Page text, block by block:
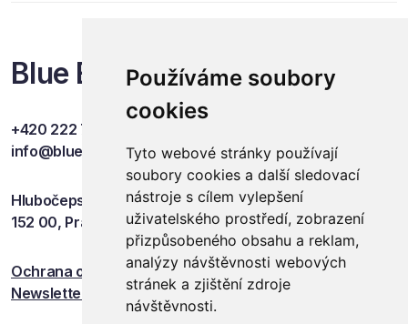
Používáme soubory
cookies
Tyto webové stránky používají
soubory cookies a další sledovací
nástroje s cílem vylepšení
uživatelského prostředí, zobrazení
přizpůsobeného obsahu a reklam,
analýzy návštěvnosti webových
stránek a zjištění zdroje
návštěvnosti.
Blue Events
+420 222 749 841
info@blueevents.eu
Hlubočepská 701/38c
152 00, Praha 5
Ochrana osobních údajů
Newsletter